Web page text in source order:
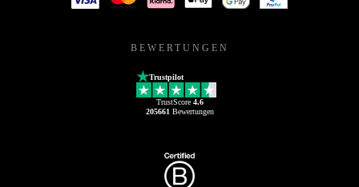
BEWERTUNGEN
Trustpilot
TrustScore 4.6
205661 Bewertungen